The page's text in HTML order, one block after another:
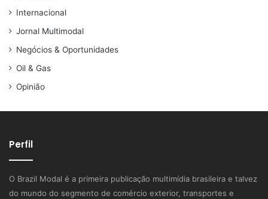
Internacional
Jornal Multimodal
Negócios & Oportunidades
Oil & Gas
Opinião
Perfil
O Brazil Modal é a primeira publicação multimídia brasileira e talvez
do mundo do segmento de comércio exterior, transportes e